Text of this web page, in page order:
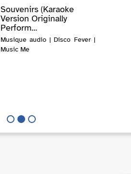
Souvenirs (Karaoke
Version Originally
Perform...
Musique audio | Disco Fever |
Music Me